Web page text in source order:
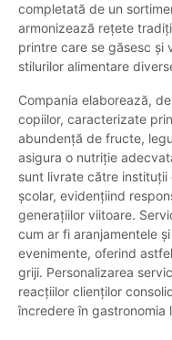
completată de un
armonizează rețete
printre care se găsesc și
stilurilor alimentare
Compania elaborează,
copiilor, caracterizate
abundență de fructe,
asigura o nutriție
sunt livrate către
școlar, evidențiind
generațiilor viitoare.
cum ar fi aranjamentele
evenimente, oferind
griji. Personalizarea
reacțiilor clienților
încredere în gastronomia